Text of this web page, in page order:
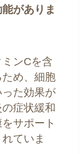
がありま
ンCを含
め、細胞
た効果が
症状緩和
サポート
ていま